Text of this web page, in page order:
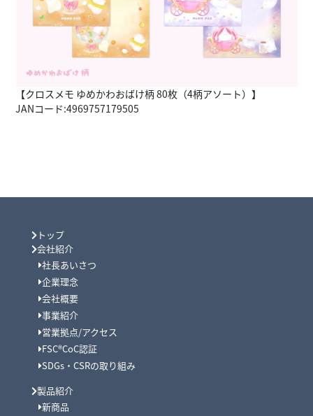
【クロスメモ ゆめかわおばけ柄 80枚（4柄アソート）】
JANコード:4969757179505
トップ
会社紹介
社長あいさつ
企業理念
会社概要
事業紹介
営業拠点/アクセス
FSC®CoC認証
SDGs・CSRの取り組み
製品紹介
新商品